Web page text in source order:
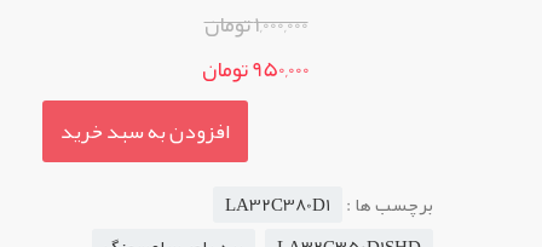
1,000,000 تومان
950,000 تومان
افزودن به سبد خرید
برچسب ها : LA32C380D1